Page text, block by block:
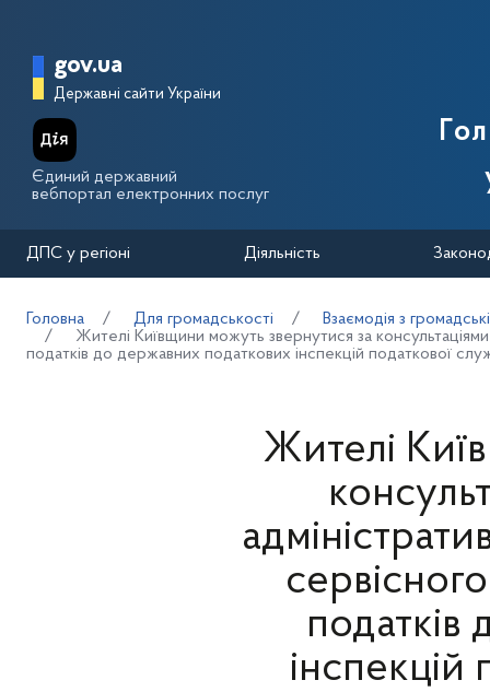
Головна сторінка Державної
gov.ua
Державні сайти України
Єдиний державний
вебпортал електронних послуг
ДПС у регіоні Діяльність
Головна Для громадськості
Взаємодія з
Жителі Київщини можуть звернутися за
податків до державних податкових інспекцій податкової
Жителі
інспекцій